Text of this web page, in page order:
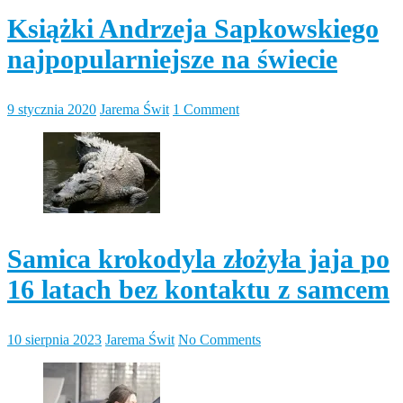
Książki Andrzeja Sapkowskiego
najpopularniejsze na świecie
9 stycznia 2020 Jarema Świt 1 Comment
Samica krokodyla złożyła jaja po
16 latach bez kontaktu z samcem
10 sierpnia 2023 Jarema Świt No Comments